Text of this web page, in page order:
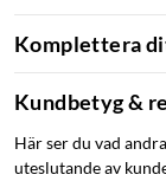
Komplettera
Kundbetyg &
Här ser du vad
uteslutande av